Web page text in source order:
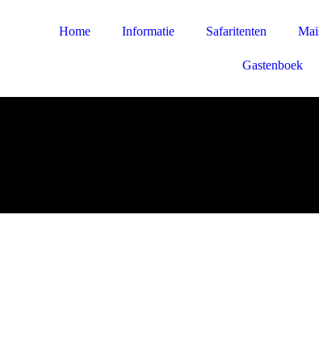
Home Informatie Safaritenten
Gastenboek